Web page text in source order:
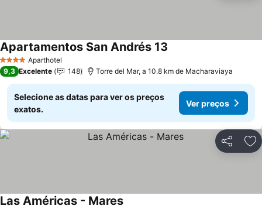
4 EstrelasAparthotel
Apartamentos San Andrés 13
9,3 Excelente 148 Torre del Mar, a 10.8 km de Macharaviaya
Selecione as datas para ver os preços
exatos.
Ver preços
Partilhar
Las Américas - Mares